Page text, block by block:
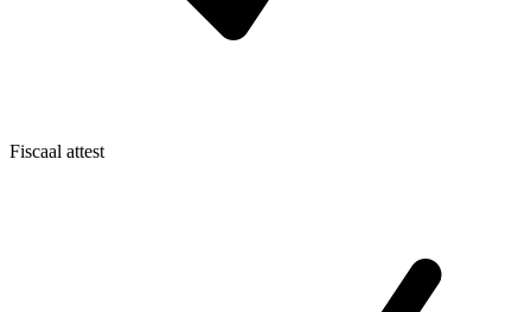
Fiscaal attest